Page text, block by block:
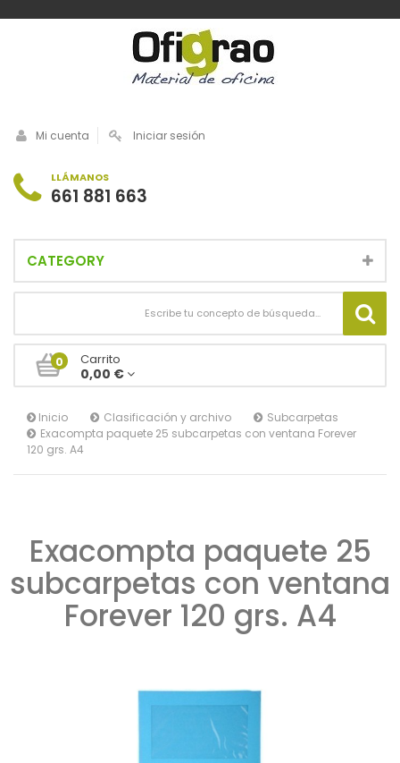
Mi cuenta Iniciar sesión
LLÁMANOS
661 881 663
CATEGORY
0 Carrito
0,00 €
Inicio Clasificación y archivo
Subcarpetas
Exacompta paquete 25 subcarpetas con ventana Forever
120 grs. A4
Exacompta paquete 25
subcarpetas con ventana
Forever 120 grs. A4